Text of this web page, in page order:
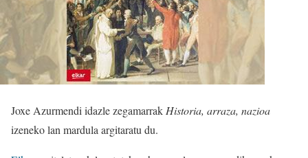
Joxe Azurmendi idazle zegamarrak Historia, arraza, nazioa
izeneko lan mardula argitaratu du.